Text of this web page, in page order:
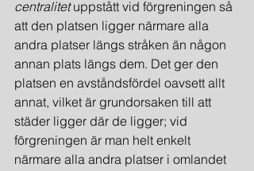
centralitet uppstått vid förgreningen så
att den platsen ligger närmare alla
andra platser längs stråken än någon
annan plats längs dem. Det ger den
platsen en avståndsfördel oavsett allt
annat, vilket är grundorsaken till att
städer ligger där de ligger; vid
förgreningen är man helt enkelt
närmare alla andra platser i omlandet